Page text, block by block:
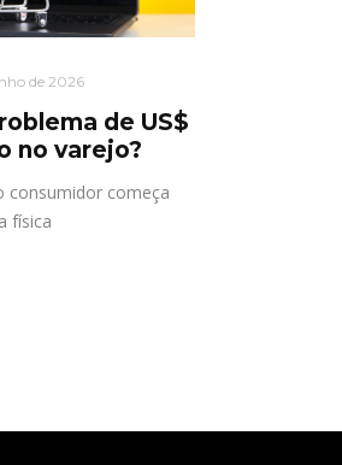
de 2026
de US$
no varejo?
consumidor começa
física